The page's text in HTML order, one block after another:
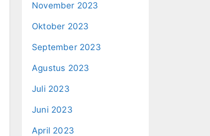
November 2023
Oktober 2023
September 2023
Agustus 2023
Juli 2023
Juni 2023
April 2023